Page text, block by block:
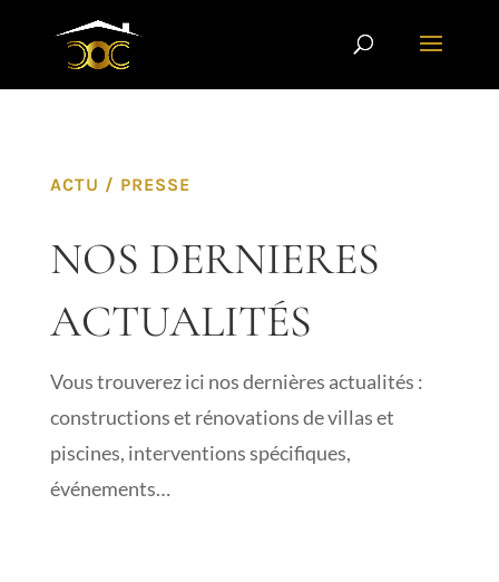
ACTU / PRESSE
NOS DERNIERES
ACTUALITÉS
Vous trouverez ici nos dernières actualités :
constructions et rénovations de villas et
piscines, interventions spécifiques,
événements…